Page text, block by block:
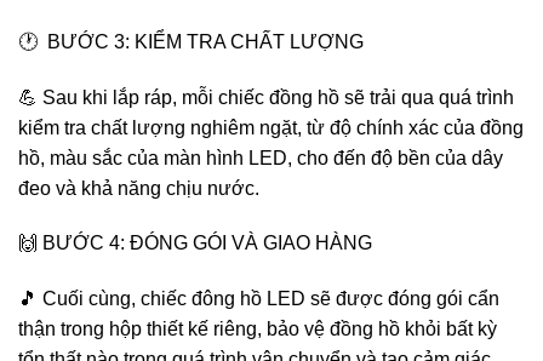
🕐 BƯỚC 3: KIỂM TRA CHẤT LƯỢNG
💪 Sau khi lắp ráp, mỗi chiếc đồng hồ sẽ trải qua quá trình
kiểm tra chất lượng nghiêm ngặt, từ độ chính xác của đồng
hồ, màu sắc của màn hình LED, cho đến độ bền của dây
đeo và khả năng chịu nước.
🙌 BƯỚC 4: ĐÓNG GÓI VÀ GIAO HÀNG
🎵 Cuối cùng, chiếc đông hồ LED sẽ được đóng gói cẩn
thận trong hộp thiết kế riêng, bảo vệ đồng hồ khỏi bất kỳ